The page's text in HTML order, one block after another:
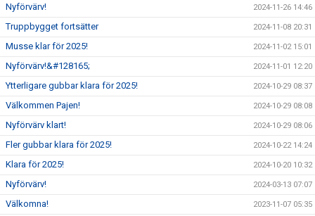
Nyförvärv! 2024-11-26 14:46
Truppbygget fortsätter 2024-11-08 20:31
Musse klar för 2025! 2024-11-02 15:01
Nyförvärv!&#128165; 2024-11-01 12:20
Ytterligare gubbar klara för 2025! 2024-10-29 08:37
Välkommen Pajen! 2024-10-29 08:08
Nyförvärv klart! 2024-10-29 08:06
Fler gubbar klara för 2025! 2024-10-22 14:24
Klara för 2025! 2024-10-20 10:32
Nyförvärv! 2024-03-13 07:07
Välkomna! 2023-11-07 05:35